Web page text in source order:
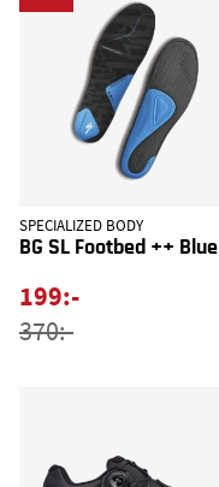
SPECIALIZED BODY
BG SL Footbed ++ Blue
199:-
370:-